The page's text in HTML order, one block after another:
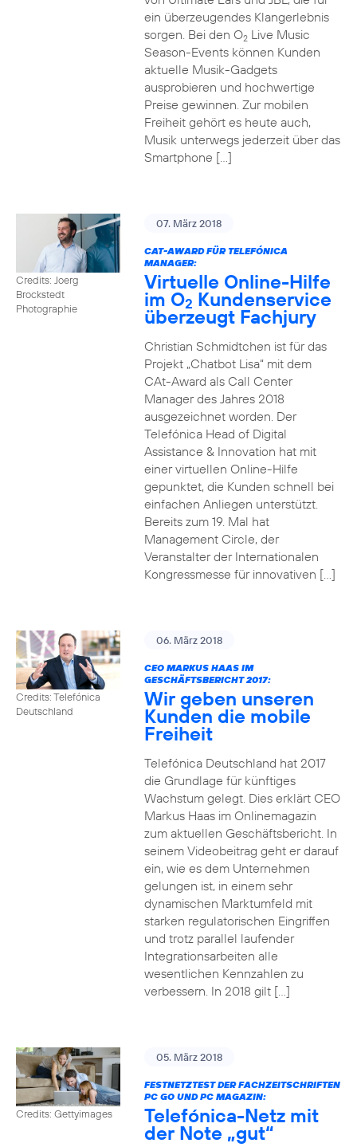
ein überzeugendes Klangerlebnis
sorgen. Bei den O2Live Music
Season-Events können Kunden
aktuelle Musik-Gadgets
ausprobieren und hochwertige
Preise gewinnen. Zur mobilen
Freiheit gehört es heute auch,
Musik unterwegs jederzeit über das
Smartphone […]
Credits: Joerg
Brockstedt
Photographie
07. März 2018
CAT-AWARD FÜR TELEFÓNICA
MANAGER:
Virtuelle Online-Hilfe
im O2 Kundenservice
überzeugt Fachjury
Christian Schmidtchen ist für das
Projekt „Chatbot Lisa“ mit dem
CAt-Award als Call Center
Manager des Jahres 2018
ausgezeichnet worden. Der
Telefónica Head of Digital
Assistance & Innovation hat mit
einer virtuellen Online-Hilfe
gepunktet, die Kunden schnell bei
einfachen Anliegen unterstützt.
Bereits zum 19. Mal hat
Management Circle, der
Veranstalter der Internationalen
Kongressmesse für innovativen […]
Credits: Telefónica
Deutschland
06. März 2018
CEO MARKUS HAAS IM
GESCHÄFTSBERICHT 2017:
Wir geben unseren
Kunden die mobile
Freiheit
Telefónica Deutschland hat 2017
die Grundlage für künftiges
Wachstum gelegt. Dies erklärt CEO
Markus Haas im Onlinemagazin
zum aktuellen Geschäftsbericht. In
seinem Videobeitrag geht er darauf
ein, wie es dem Unternehmen
gelungen ist, in einem sehr
dynamischen Marktumfeld mit
starken regulatorischen Eingriffen
und trotz parallel laufender
Integrationsarbeiten alle
wesentlichen Kennzahlen zu
verbessern. In 2018 gilt […]
Credits: Gettyimages
05. März 2018
FESTNETZTEST DER FACHZEITSCHRIFTEN
PC GO UND PC MAGAZIN:
Telefónica-Netz mit
der Note „gut“